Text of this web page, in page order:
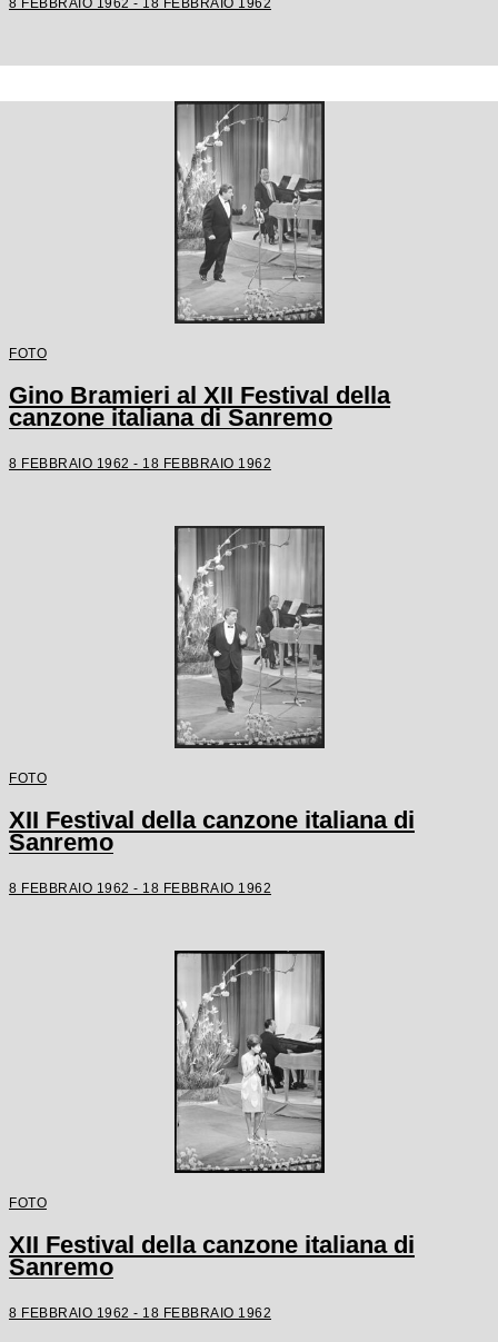
8 FEBBRAIO 1962 - 18 FEBBRAIO 1962
FOTO
Gino Bramieri al XII Festival della
canzone italiana di Sanremo
8 FEBBRAIO 1962 - 18 FEBBRAIO 1962
FOTO
XII Festival della canzone italiana di
Sanremo
8 FEBBRAIO 1962 - 18 FEBBRAIO 1962
FOTO
XII Festival della canzone italiana di
Sanremo
8 FEBBRAIO 1962 - 18 FEBBRAIO 1962